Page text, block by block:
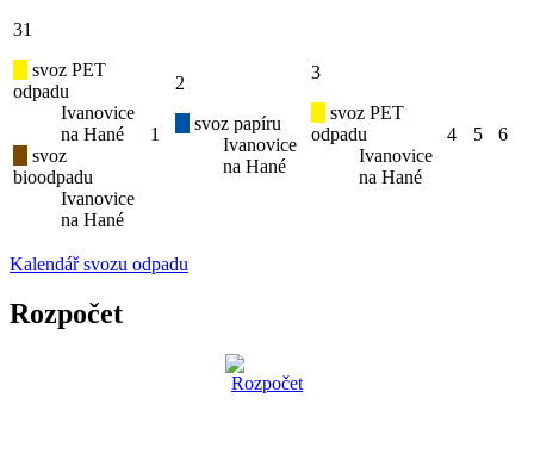
31
svoz PET
odpadu
Ivanovice
na Hané
svoz
bioodpadu
Ivanovice
na Hané
1
2
svoz papíru
Ivanovice
na Hané
3
svoz PET
odpadu
Ivanovice
na Hané
4 5 6
Kalendář svozu odpadu
Rozpočet